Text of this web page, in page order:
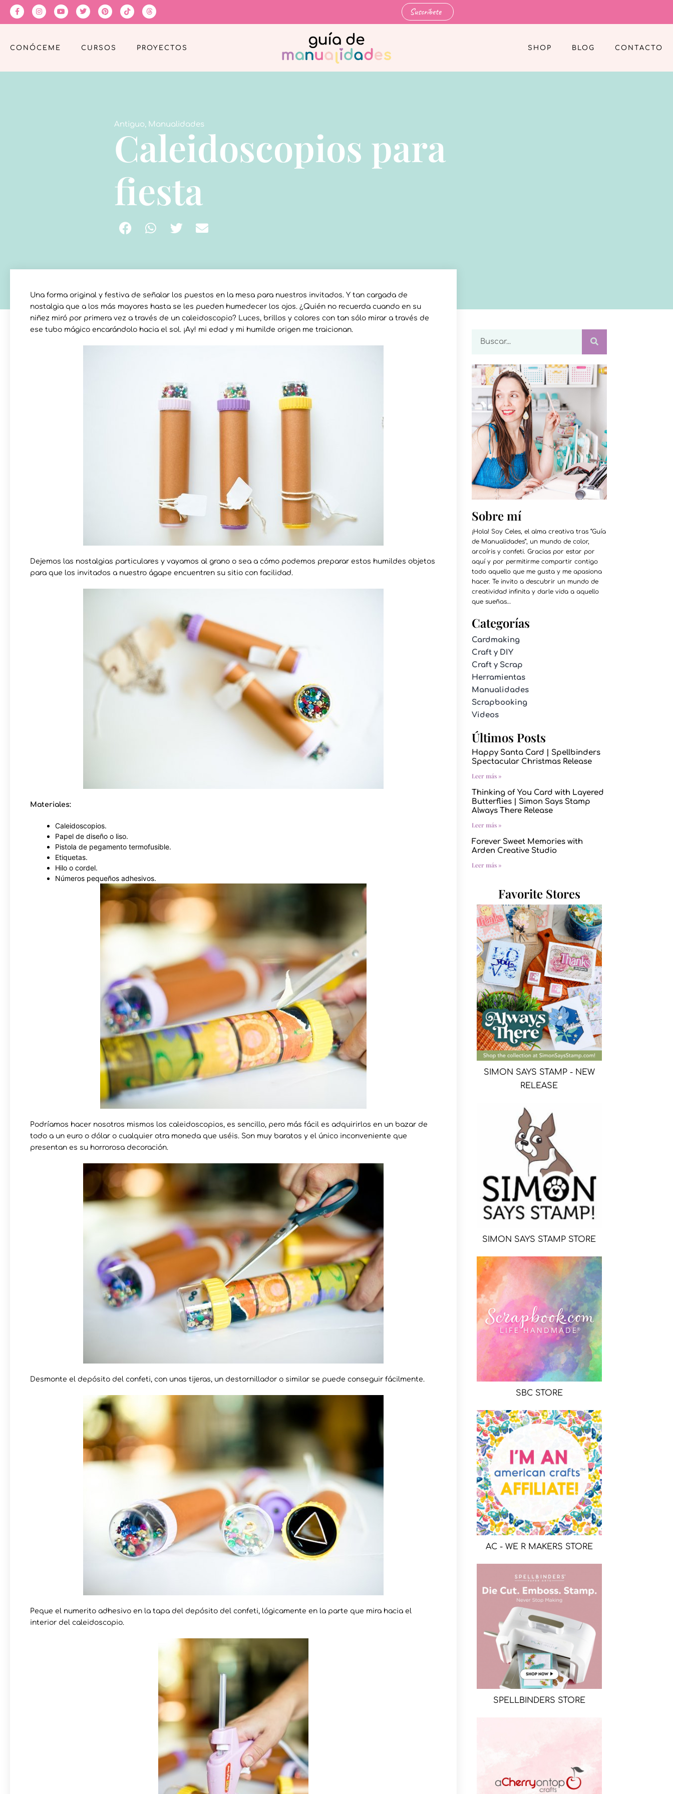
Suscríbete
CONÓCEME CURSOS PROYECTOS SHOP BLOG CONTACTO
Antiguo, Manualidades
Caleidoscopios para
fiesta
Una forma original y festiva de señalar los puestos en la mesa para nuestros invitados. Y tan cargada de
nostalgia que a los más mayores hasta se les pueden humedecer los ojos. ¿Quién no recuerda cuando en su
niñez miró por primera vez a través de un caleidoscopio? Luces, brillos y colores con tan sólo mirar a través de
ese tubo mágico encarándolo hacia el sol. ¡Ay! mi edad y mi humilde origen me traicionan.
Dejemos las nostalgias particulares y vayamos al grano o sea a cómo podemos preparar estos humildes objetos
para que los invitados a nuestro ágape encuentren su sitio con facilidad.
Materiales:
Caleidoscopios.
Papel de diseño o liso.
Pistola de pegamento termofusible.
Etiquetas.
Hilo o cordel.
Números pequeños adhesivos.
Podríamos hacer nosotros mismos los caleidoscopios, es sencillo, pero más fácil es adquirirlos en un bazar de
todo a un euro o dólar o cualquier otra moneda que uséis. Son muy baratos y el único inconveniente que
presentan es su horrorosa decoración.
Desmonte el depósito del confeti, con unas tijeras, un destornillador o similar se puede conseguir fácilmente.
Peque el numerito adhesivo en la tapa del depósito del confeti, lógicamente en la parte que mira hacia el
interior del caleidoscopio.
Sobre mí
¡Hola! Soy Celes, el alma creativa tras “Guía
de Manualidades”, un mundo de color,
arcoíris y confeti. Gracias por estar por
aquí y por permitirme compartir contigo
todo aquello que me gusta y me apasiona
hacer. Te invito a descubrir un mundo de
creatividad infinita y darle vida a aquello
que sueñas…
Categorías
Cardmaking
Craft y DIY
Craft y Scrap
Herramientas
Manualidades
Scrapbooking
Videos
Últimos Posts
Happy Santa Card | Spellbinders
Spectacular Christmas Release
Leer más »
Thinking of You Card with Layered
Butterflies | Simon Says Stamp
Always There Release
Leer más »
Forever Sweet Memories with
Arden Creative Studio
Leer más »
Favorite Stores
SIMON SAYS STAMP - NEW
RELEASE
SIMON SAYS STAMP STORE
SBC STORE
AC - WE R MAKERS STORE
SPELLBINDERS STORE